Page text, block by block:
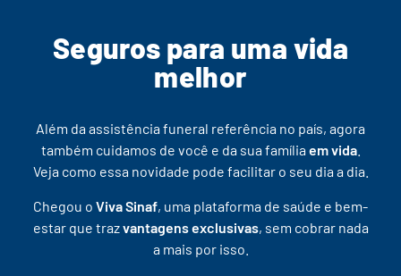
Seguros para uma vida
melhor
Além da assistência funeral referência no país, agora
também cuidamos de você e da sua famíliaem vida.
Veja como essa novidade pode facilitar o seu dia a dia.
Chegou o Viva Sinaf, uma plataforma de saúde e bem-
estar que trazvantagens exclusivas, sem cobrar nada
a mais por isso.